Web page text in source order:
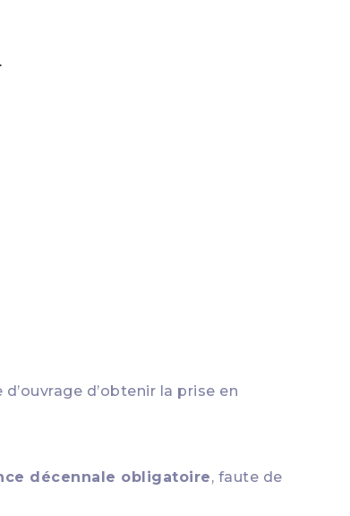
d’obtenir la prise en
décennale obligatoire, faute de